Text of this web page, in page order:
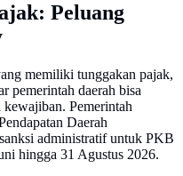
Peluang
memiliki tunggakan pajak,
pemerintah daerah bisa
Pemerintah
Daerah
administratif untuk PKB
hingga 31 Agustus 2026.